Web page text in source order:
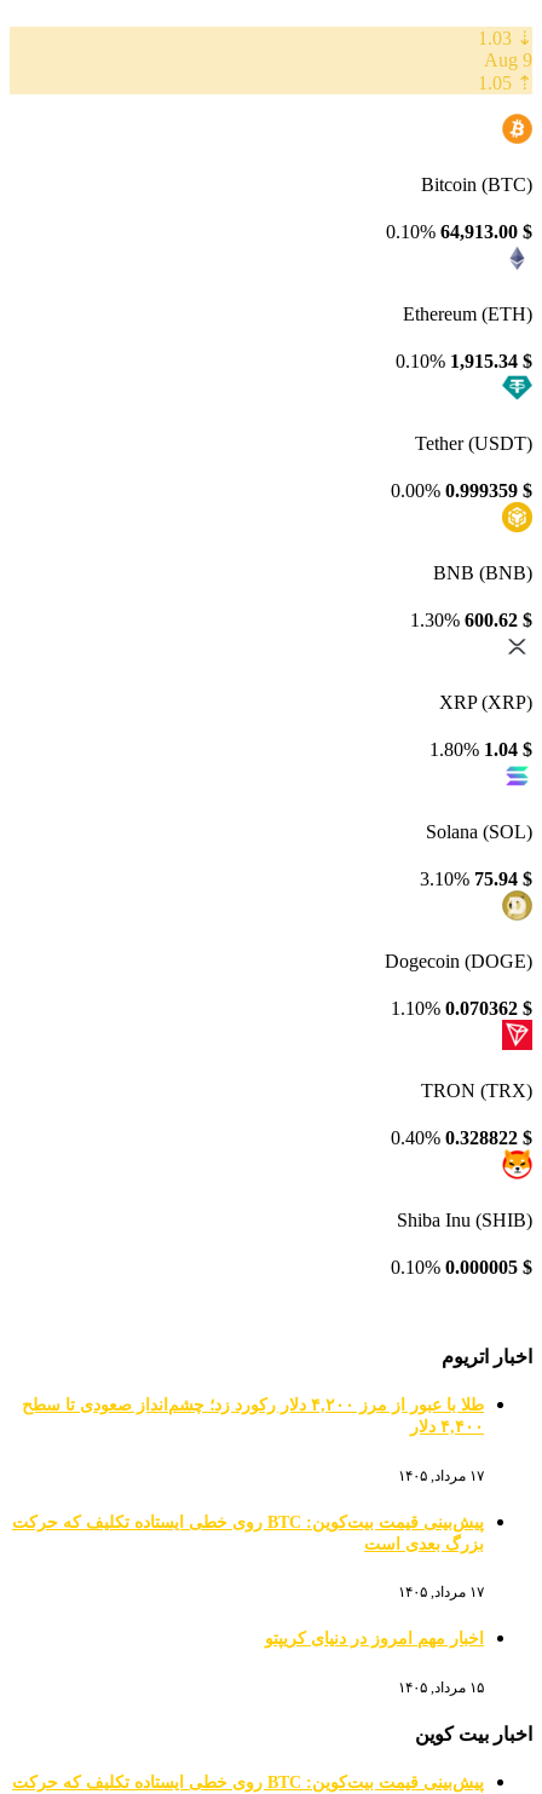
⇣ 1.03
9 Aug
⇡ 1.05
Bitcoin (BTC)
$
64,913.00
0.10%
Ethereum (ETH)
$
1,915.34
0.10%
Tether (USDT)
$
0.999359
0.00%
BNB (BNB)
$
600.62
1.30%
XRP (XRP)
$
1.04
1.80%
Solana (SOL)
$
75.94
3.10%
Dogecoin (DOGE)
$
0.070362
1.10%
TRON (TRX)
$
0.328822
0.40%
Shiba Inu (SHIB)
$
0.000005
0.10%
اخبار اتریوم
طلا با عبور از مرز ۴,۲۰۰ دلار رکورد زد؛ چشم‌انداز صعودی تا سطح
۴,۴۰۰ دلار
۱۷ مرداد, ۱۴۰۵
پیش‌بینی قیمت بیت‌کوین: BTC روی خطی ایستاده تکلیف که حرکت
بزرگ بعدی است
۱۷ مرداد, ۱۴۰۵
اخبار مهم امروز در دنیای کریپتو
۱۵ مرداد, ۱۴۰۵
اخبار بیت کوین
پیش‌بینی قیمت بیت‌کوین: BTC روی خطی ایستاده تکلیف که حرکت